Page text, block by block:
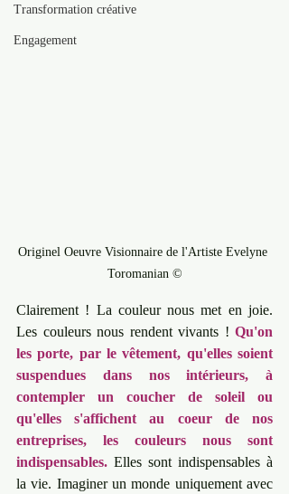
Transformation créative
Engagement
Originel Oeuvre Visionnaire de l'Artiste Evelyne
Toromanian ©
Clairement ! La couleur nous met en joie.
Les couleurs nous rendent vivants ! Qu'on
les porte, par le vêtement, qu'elles soient
suspendues dans nos intérieurs, à
contempler un coucher de soleil ou
qu'elles s'affichent au coeur de nos
entreprises, les couleurs nous sont
indispensables. Elles sont indispensables à
la vie. Imaginer un monde uniquement avec